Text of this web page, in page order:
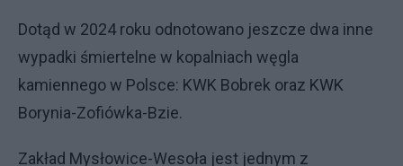
Dotąd w 2024 roku odnotowano jeszcze dwa inne
wypadki śmiertelne w kopalniach węgla
kamiennego w Polsce: KWK Bobrek oraz KWK
Borynia-Zofiówka-Bzie.
Zakład Mysłowice-Wesoła jest jednym z